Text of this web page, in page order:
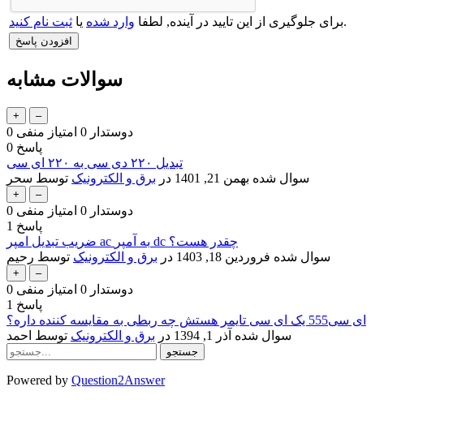
برای جلوگیری از این تایید در آینده, لطفا وارد شده یا ثبت نام کنید .
سوالات مشابه
0 دوستدار 0 امتیاز منفی
0 پاسخ
تبدیل ۲۲۰ دی سی به ۲۲۰ ای سی
سوال شده بهمن 21, 1401 در برق و الکترونیک توسط سحر
0 دوستدار 0 امتیاز منفی
1 پاسخ
ضریب تبدیل امپر ac به آمپر dc چقدر هست؟
سوال شده فروردین 18, 1403 در برق و الکترونیک توسط رحیم
0 دوستدار 0 امتیاز منفی
1 پاسخ
ای سی555 یک ای سی تایمر هستش چه ربطی به مقایسه کننده داره؟
سوال شده آذر 1, 1394 در برق و الکترونیک توسط احمد
Powered by Question2Answer